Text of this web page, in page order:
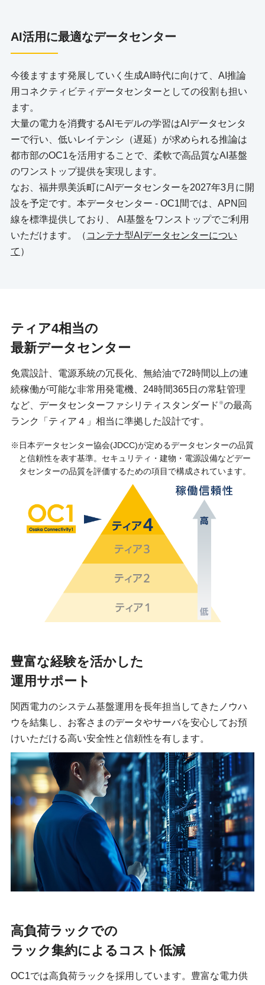
AI活用に最適なデータセンター
今後ますます発展していく生成AI時代に向けて、AI推論
用コネクティビティデータセンターとしての役割も担い
ます。
大量の電力を消費するAIモデルの学習はAIデータセンタ
ーで行い、低いレイテンシ（遅延）が求められる推論は
都市部のOC1を活用することで、柔軟で高品質なAI基盤
のワンストップ提供を実現します。
なお、福井県美浜町にAIデータセンターを2027年3月に開
設を予定です。本データセンター - OC1間では、APN回
線を標準提供しており、 AI基盤をワンストップでご利用
いただけます。
（ コンテナ型AIデータセンターについ
て ）
ティア4相当の
最新データセンター
免震設計、電源系統の冗長化、無給油で72時間以上の連
続稼働が可能な非常用発電機、24時間365日の常駐管理
など、データセンターファシリティスタンダード ※の最高
ランク「ティア４」相当に準拠した設計です。
※日本データセンター協会(JDCC)が定めるデータセンターの品質
と信頼性を表す基準。セキュリティ・建物・電源設備などデー
タセンターの品質を評価するための項目で構成されています。
豊富な経験を活かした
運用サポート
関西電力のシステム基盤運用を長年担当してきたノウハ
ウを結集し、お客さまのデータやサーバを安心してお預
けいただける高い安全性と信頼性を有します。
高負荷ラックでの
ラック集約によるコスト低減
OC1では高負荷ラックを採用しています。豊富な電力供